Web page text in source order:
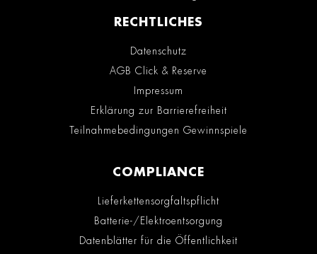
RECHTLICHES
Datenschutz
AGB Click & Reserve
Impressum
Erklärung zur Barrierefreiheit
Teilnahmebedingungen Gewinnspiele
COMPLIANCE
Lieferkettensorgfaltspflicht
Batterie-/Elektroentsorgung
Datenblätter für die Öffentlichkeit